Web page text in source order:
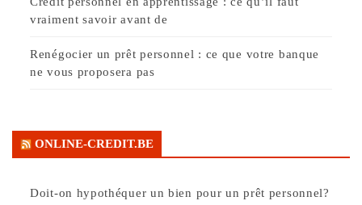
vraiment savoir avant de
Renégocier un prêt personnel : ce que votre banque
ne vous proposera pas
ONLINE-CREDIT.BE
Doit-on hypothéquer un bien pour un prêt personnel?